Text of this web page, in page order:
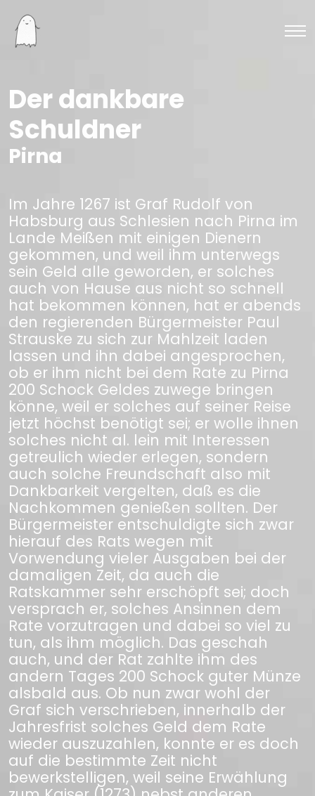
Der dankbare
Schuldner
Pirna
Im Jahre 1267 ist Graf Rudolf von
Habsburg aus Schlesien nach Pirna im
Lande Meißen mit einigen Dienern
gekommen, und weil ihm unterwegs
sein Geld alle geworden, er solches
auch von Hause aus nicht so schnell
hat bekommen können, hat er abends
den regierenden Bürgermeister Paul
Strauske zu sich zur Mahlzeit laden
lassen und ihn dabei angesprochen,
ob er ihm nicht bei dem Rate zu Pirna
200 Schock Geldes zuwege bringen
könne, weil er solches auf seiner Reise
jetzt höchst benötigt sei; er wolle ihnen
solches nicht al. lein mit Interessen
getreulich wieder erlegen, sondern
auch solche Freundschaft also mit
Dankbarkeit vergelten, daß es die
Nachkommen genießen sollten. Der
Bürgermeister entschuldigte sich zwar
hierauf des Rats wegen mit
Vorwendung vieler Ausgaben bei der
damaligen Zeit, da auch die
Ratskammer sehr erschöpft sei; doch
versprach er, solches Ansinnen dem
Rate vorzutragen und dabei so viel zu
tun, als ihm möglich. Das geschah
auch, und der Rat zahlte ihm des
andern Tages 200 Schock guter Münze
alsbald aus. Ob nun zwar wohl der
Graf sich verschrieben, innerhalb der
Jahresfrist solches Geld dem Rate
wieder auszuzahlen, konnte er es doch
auf die bestimmte Zeit nicht
bewerkstelligen, weil seine Erwählung